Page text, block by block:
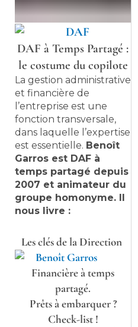
DAF à Temps Partagé :
le costume du copilote
La gestion administrative
et financière de
l’entreprise est une
fonction transversale,
dans laquelle l’expertise
est essentielle. Benoît
Garros est DAF à
temps partagé depuis
2007 et animateur du
groupe homonyme. Il
nous livre :
Les clés de la Direction
Financière à temps
partagé.
Prêts à embarquer ?
Check-list !